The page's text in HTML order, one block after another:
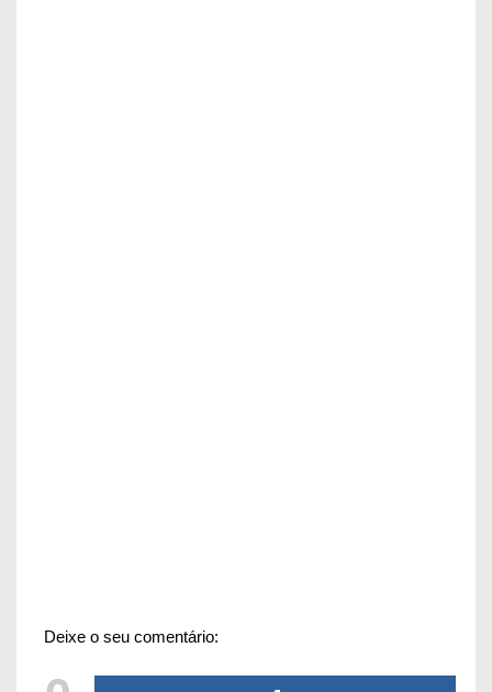
Deixe o seu comentário: